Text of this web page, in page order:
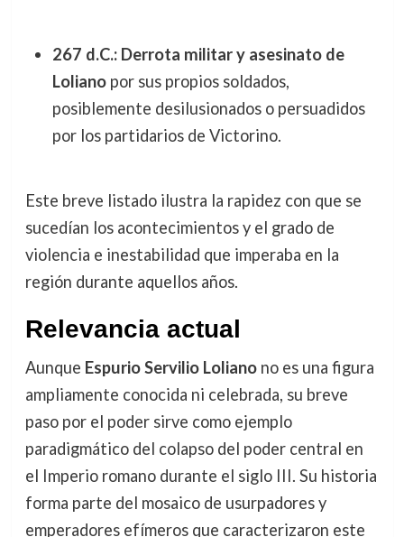
267 d.C.: Derrota militar y asesinato de
Lolianopor sus propios soldados,
posiblemente desilusionados o persuadidos
por los partidarios de Victorino.
Este breve listado ilustra la rapidez con que se
sucedían los acontecimientos y el grado de
violencia e inestabilidad que imperaba en la
región durante aquellos años.
Relevancia actual
Aunque Espurio Servilio Lolianono es una figura
ampliamente conocida ni celebrada, su breve
paso por el poder sirve como ejemplo
paradigmático del colapso del poder central en
el Imperio romano durante el siglo III. Su historia
forma parte del mosaico de usurpadores y
emperadores efímeros que caracterizaron este